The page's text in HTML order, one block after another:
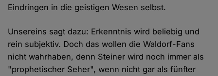
Eindringen in die geistigen Wesen selbst.
Unsereins sagt dazu: Erkenntnis wird beliebig und
rein subjektiv. Doch das wollen die Waldorf-Fans
nicht wahrhaben, denn Steiner wird noch immer als
"prophetischer Seher", wenn nicht gar als fünfter